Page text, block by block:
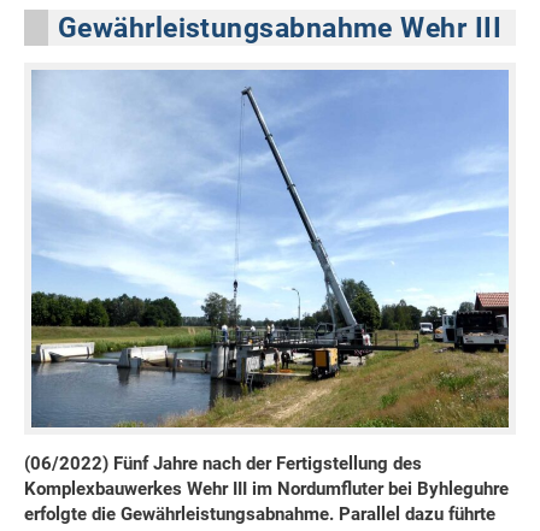
Gewährleistungsabnahme Wehr III
(06/2022) Fünf Jahre nach der Fertigstellung des
Komplexbauwerkes Wehr III im Nordumfluter bei Byhleguhre
erfolgte die Gewährleistungsabnahme. Parallel dazu führte